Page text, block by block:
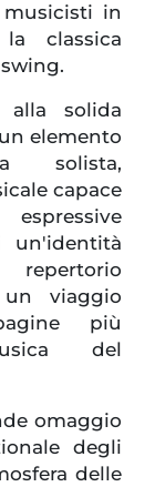
in
classica
solida
elemento
solista,
capace
un'identità
viaggio
più
del
omaggio
degli
delle